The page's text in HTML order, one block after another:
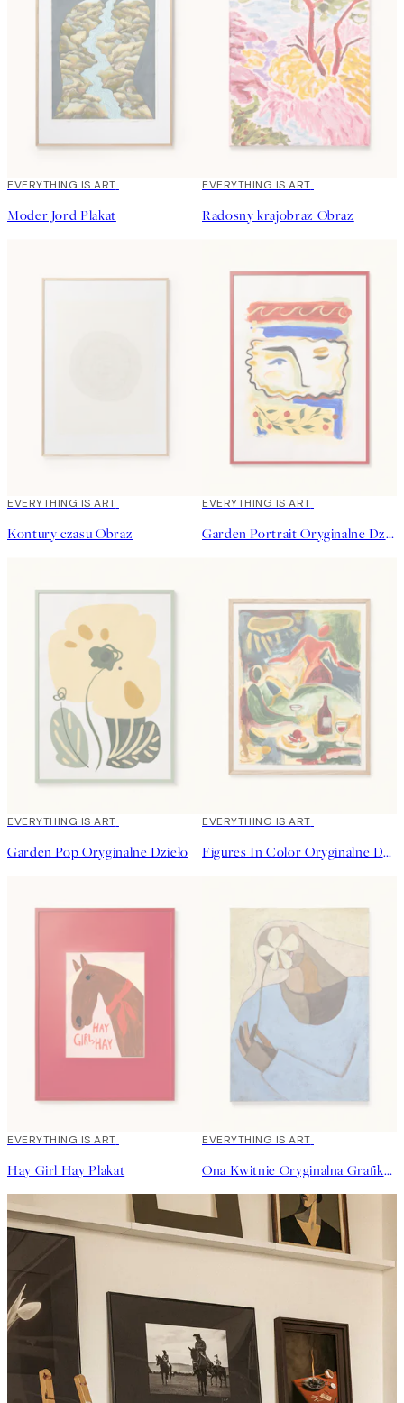
EVERYTHING IS ART
Moder Jord Plakat
EVERYTHING IS ART
Radosny krajobraz Obraz
EVERYTHING IS ART
Kontury czasu Obraz
EVERYTHING IS ART
Garden Portrait Oryginalne Dzieło
EVERYTHING IS ART
Garden Pop Oryginalne Dzieło
EVERYTHING IS ART
Figures In Color Oryginalne Dzieło
EVERYTHING IS ART
Hay Girl Hay Plakat
EVERYTHING IS ART
Ona Kwitnie Oryginalna Grafika Plakat